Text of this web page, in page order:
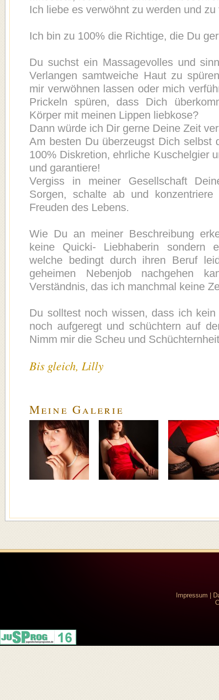
Ich liebe es verwöhnt zu werden und
Ich bin zu 100% die Richtige, die Du
Du suchst ein Massagevolles und
Verlangen samtweiche Haut zu
mir verwöhnen lassen oder mich
Prickeln spüren, dass Dich
Körper mit meinen Lippen liebkose?
Dann würde ich Dir gerne Deine Zeit
Am besten Du überzeugst Dich selbst
100% Diskretion, ehrliche Kuschelgier
und garantiere!
Vergiss in meiner Gesellschaft
Sorgen, schalte ab und
Freuden des Lebens.
Wie Du an meiner Beschreibung
keine Quicki- Liebhaberin sondern
welche bedingt durch ihren Beruf
geheimen Nebenjob nachgehen
Verständnis, das ich manchmal keine
Du solltest noch wissen, dass ich
noch aufgeregt und schüchtern auf
Nimm mir die Scheu und
Bis gleich, Lilly
Meine Galerie
Impressum